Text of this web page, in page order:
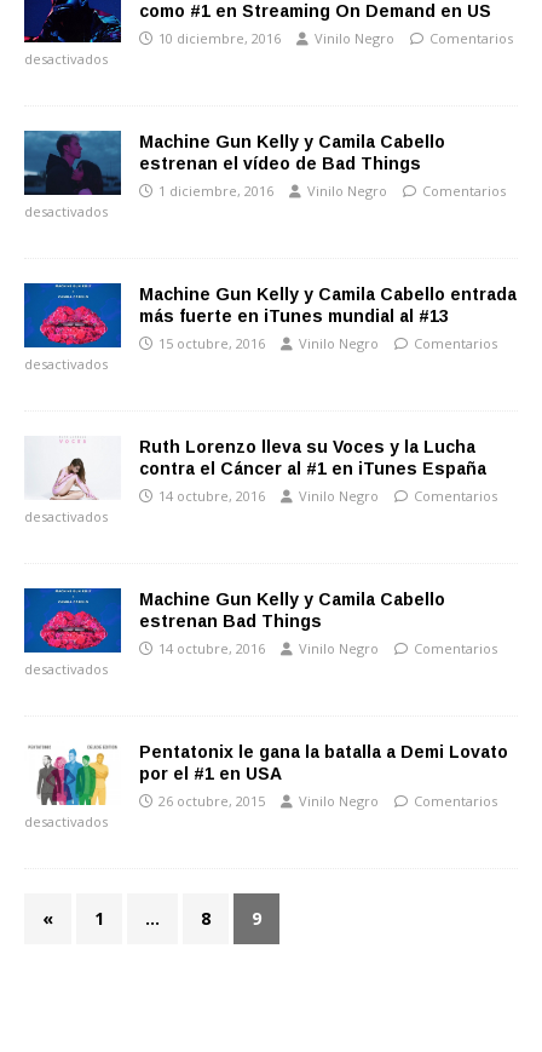
como #1 en Streaming On Demand en US
10 diciembre, 2016 Vinilo Negro
Comentarios
desactivados
Machine Gun Kelly y Camila Cabello
estrenan el vídeo de Bad Things
1 diciembre, 2016 Vinilo Negro
Comentarios
desactivados
Machine Gun Kelly y Camila Cabello entrada
más fuerte en iTunes mundial al #13
15 octubre, 2016 Vinilo Negro
Comentarios
desactivados
Ruth Lorenzo lleva su Voces y la Lucha
contra el Cáncer al #1 en iTunes España
14 octubre, 2016 Vinilo Negro
Comentarios
desactivados
Machine Gun Kelly y Camila Cabello
estrenan Bad Things
14 octubre, 2016 Vinilo Negro
Comentarios
desactivados
Pentatonix le gana la batalla a Demi Lovato
por el #1 en USA
26 octubre, 2015 Vinilo Negro
Comentarios
desactivados
« 1 … 8 9